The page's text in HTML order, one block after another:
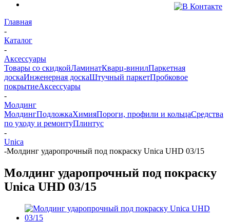
Главная
-
Каталог
-
Аксессуары
Товары со скидкойЛаминатКварц-винилПаркетная
доскаИнженерная доскаШтучный паркетПробковое
покрытиеАксессуары
-
Молдинг
МолдингПодложкаХимияПороги, профили и кольцаСредства
по уходу и ремонтуПлинтус
-
Unica
-Молдинг ударопрочный под покраску Unica UHD 03/15
Молдинг ударопрочный под покраску
Unica UHD 03/15